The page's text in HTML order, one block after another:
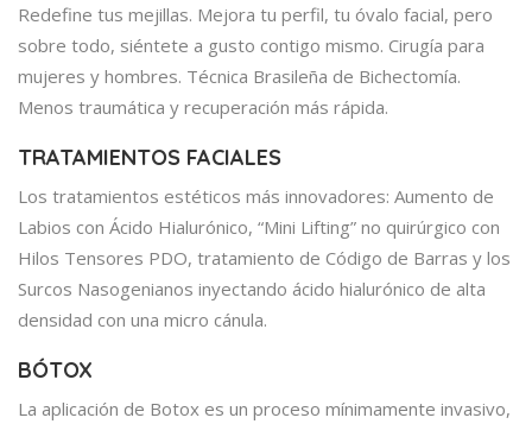
Redefine tus mejillas. Mejora tu perfil, tu óvalo facial, pero
sobre todo, siéntete a gusto contigo mismo. Cirugía para
mujeres y hombres. Técnica Brasileña de Bichectomía.
Menos traumática y recuperación más rápida.
TRATAMIENTOS FACIALES
Los tratamientos estéticos más innovadores: Aumento de
Labios con Ácido Hialurónico, “Mini Lifting” no quirúrgico con
Hilos Tensores PDO, tratamiento de Código de Barras y los
Surcos Nasogenianos inyectando ácido hialurónico de alta
densidad con una micro cánula.
BÓTOX
La aplicación de Botox es un proceso mínimamente invasivo,